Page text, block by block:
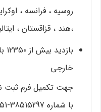
روسیه ، فرانسه ،
،هند ، قزاقستان ، ایتالیا ،
خارجی
جهت تکمیل فرم ثبت
با شماره 38515297-051